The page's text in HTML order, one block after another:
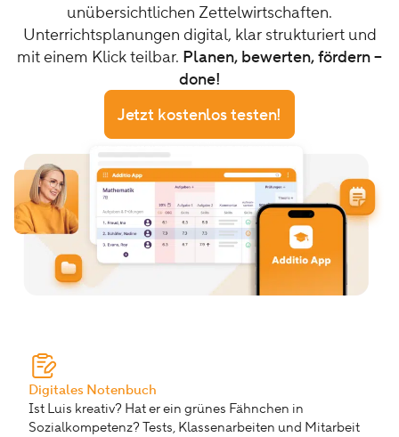
unübersichtlichen Zettelwirtschaften.
Unterrichtsplanungen digital, klar strukturiert und
mit einem Klick teilbar. Planen, bewerten, fördern –
done!
Jetzt kostenlos testen!
Digitales Notenbuch
Ist Luis kreativ? Hat er ein grünes Fähnchen in
Sozialkompetenz? Tests, Klassenarbeiten und Mitarbeit